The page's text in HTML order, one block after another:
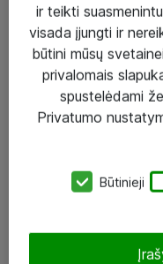
Sprendimai
Įgyvendinti projektai
Atea ekspertų patarimai
eShop@atea.lt
ir teikti
visada įjungti ir
būtini mūsų
privalomais
spustelėdami
Privatumo
Būtinieji